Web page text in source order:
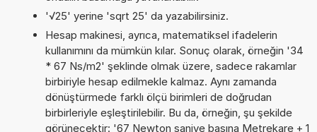
'√25' yerine 'sqrt 25' da yazabilirsiniz.
Hesap makinesi, ayrıca, matematiksel ifadelerin
kullanımını da mümkün kılar. Sonuç olarak, örneğin '34
* 67 Ns/m2' şeklinde olmak üzere, sadece rakamlar
birbiriyle hesap edilmekle kalmaz. Aynı zamanda
dönüştürmede farklı ölçü birimleri de doğrudan
birbirleriyle eşleştirilebilir. Bu da, örneğin, şu şekilde
görünecektir: '67 Newton saniye başına Metrekare + 1